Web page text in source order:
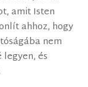
amit Isten
ahhoz, hogy
nem
és